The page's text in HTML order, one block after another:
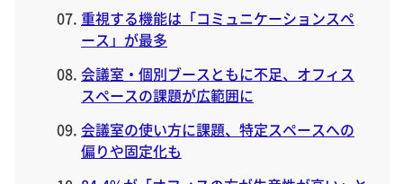
重視する機能は「コミュニケーションスペ
ース」が最多
会議室・個別ブースともに不足、オフィス
スペースの課題が広範囲に
会議室の使い方に課題、特定スペースへの
偏りや固定化も